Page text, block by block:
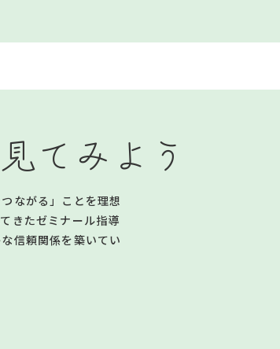
てみよう
ながる」ことを理想
きたゼミナール指導
信頼関係を築いてい